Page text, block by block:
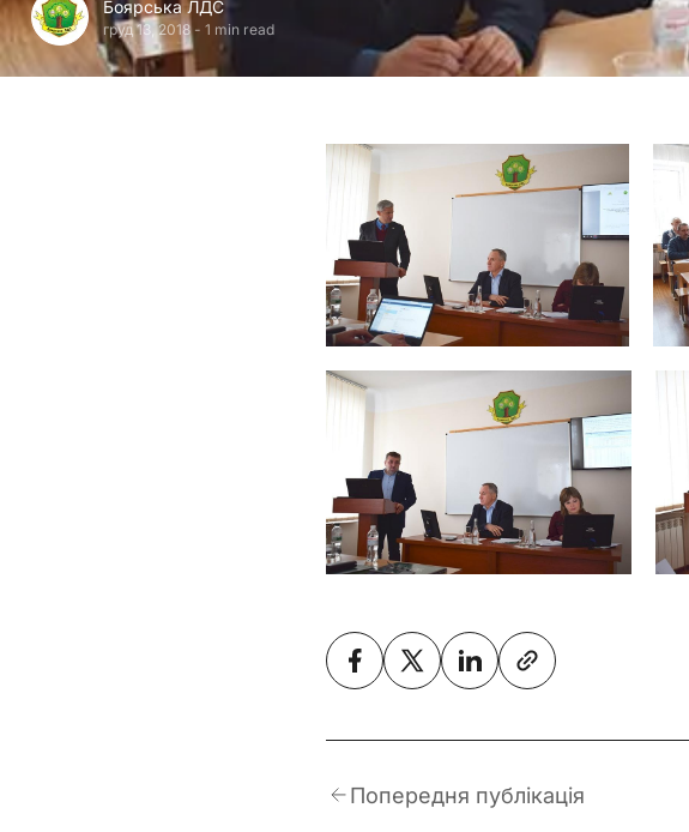
Боярська ЛДС
груд 13, 2018- 1 min read
Попередня публікація